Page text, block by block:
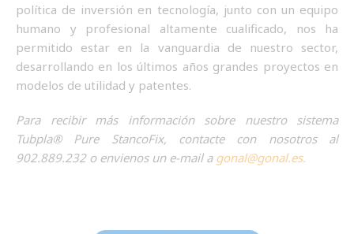
política de inversión en tecnología, junto con un equipo
humano y profesional altamente cualificado, nos ha
permitido estar en la vanguardia de nuestro sector,
desarrollando en los últimos años grandes proyectos en
modelos de utilidad y patentes.
Para recibir más información sobre nuestro sistema
Tubpla® Pure StancoFix, contacte con nosotros al
902.889.232 o envienos un e-mail a gonal@gonal.es.